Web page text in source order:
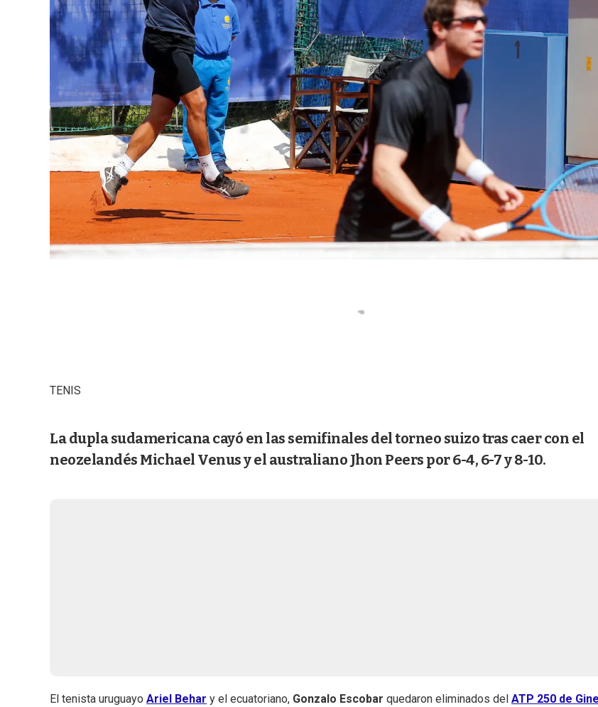
TENIS
La dupla sudamericana cayó en las semifinales del torneo suizo tras caer con el
neozelandés Michael Venus y el australiano Jhon Peers por 6-4, 6-7 y 8-10.
El tenista uruguayo Ariel Behar y el ecuatoriano, Gonzalo Escobar quedaron eliminados del ATP 250 de